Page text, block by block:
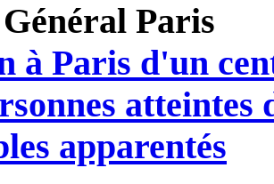
Paris
à Paris d'un
apparentés